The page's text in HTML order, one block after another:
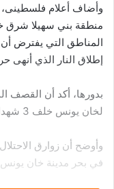
وأضاف أعلام فلسطينى،
منطقة بني سهيلا شرق
المناطق التي يفترض
إطلاق النار الذي أنهى
بدورها، أكد أن القصف
لخان يونس خلف 3 شهداء بينهم سيدة.
وأوضح أن زوارق
في بحر مدينة خان يونس.